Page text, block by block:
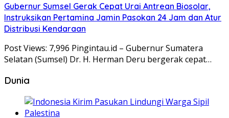
Gubernur Sumsel Gerak Cepat Urai Antrean Biosolar,
Instruksikan Pertamina Jamin Pasokan 24 Jam dan Atur
Distribusi Kendaraan
Post Views: 7,996 Pingintau.id – Gubernur Sumatera
Selatan (Sumsel) Dr. H. Herman Deru bergerak cepat…
Dunia